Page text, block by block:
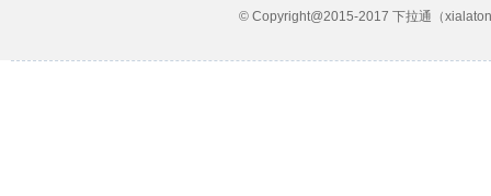
© Copyright@2015-2017 下拉通（